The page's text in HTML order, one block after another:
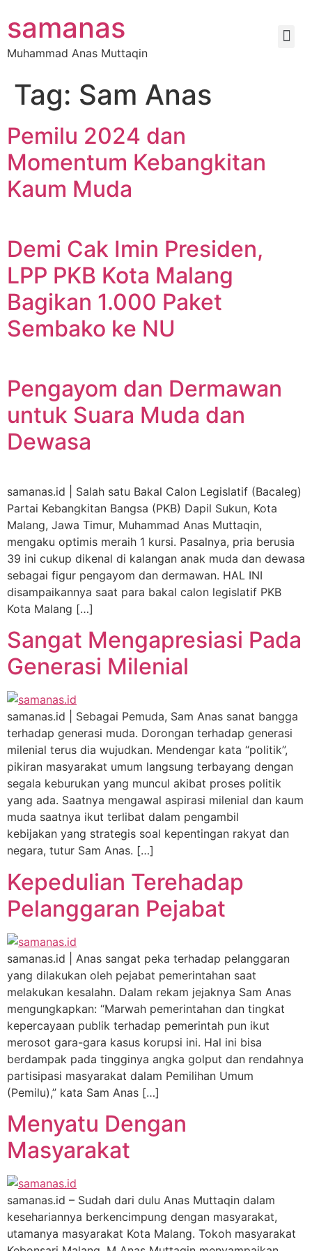
samanas
Muhammad Anas Muttaqin
Tag: Sam Anas
Pemilu 2024 dan
Momentum Kebangkitan
Kaum Muda
Demi Cak Imin Presiden,
LPP PKB Kota Malang
Bagikan 1.000 Paket
Sembako ke NU
Pengayom dan Dermawan
untuk Suara Muda dan
Dewasa
samanas.id | Salah satu Bakal Calon Legislatif (Bacaleg)
Partai Kebangkitan Bangsa (PKB) Dapil Sukun, Kota
Malang, Jawa Timur, Muhammad Anas Muttaqin,
mengaku optimis meraih 1 kursi. Pasalnya, pria berusia
39 ini cukup dikenal di kalangan anak muda dan dewasa
sebagai figur pengayom dan dermawan. HAL INI
disampaikannya saat para bakal calon legislatif PKB
Kota Malang […]
Sangat Mengapresiasi Pada
Generasi Milenial
samanas.id | Sebagai Pemuda, Sam Anas sanat bangga
terhadap generasi muda. Dorongan terhadap generasi
milenial terus dia wujudkan. Mendengar kata “politik”,
pikiran masyarakat umum langsung terbayang dengan
segala keburukan yang muncul akibat proses politik
yang ada. Saatnya mengawal aspirasi milenial dan kaum
muda saatnya ikut terlibat dalam pengambil
kebijakan yang strategis soal kepentingan rakyat dan
negara, tutur Sam Anas. […]
Kepedulian Terehadap
Pelanggaran Pejabat
samanas.id | Anas sangat peka terhadap pelanggaran
yang dilakukan oleh pejabat pemerintahan saat
melakukan kesalahn. Dalam rekam jejaknya Sam Anas
mengungkapkan: “Marwah pemerintahan dan tingkat
kepercayaan publik terhadap pemerintah pun ikut
merosot gara-gara kasus korupsi ini. Hal ini bisa
berdampak pada tingginya angka golput dan rendahnya
partisipasi masyarakat dalam Pemilihan Umum
(Pemilu),” kata Sam Anas […]
Menyatu Dengan
Masyarakat
samanas.id – Sudah dari dulu Anas Muttaqin dalam
kesehariannya berkencimpung dengan masyarakat,
utamanya masyarakat Kota Malang. Tokoh masyarakat